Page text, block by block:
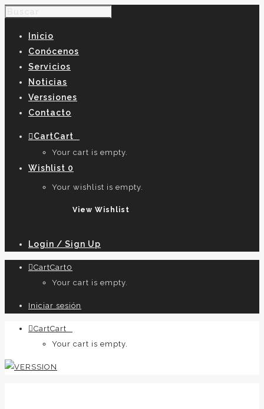
Inicio
Conócenos
Servicios
Noticias
Verssiones
Contacto
CartCart
Your cart is empty.
Wishlist 0
Your wishlist is empty.
View Wishlist
Login / Sign Up
CartCart0
Your cart is empty.
Iniciar sesión
CartCart
Your cart is empty.